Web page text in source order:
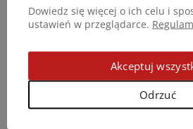
Dowiedz się więcej o ich celu i
ustawień w przeglądarce.
Odrzuć
Akceptuj